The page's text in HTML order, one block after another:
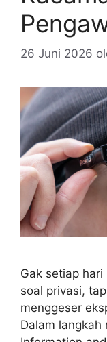
26 Juni 2026
Gak setiap
soal privasi,
menggeser
Dalam langkah